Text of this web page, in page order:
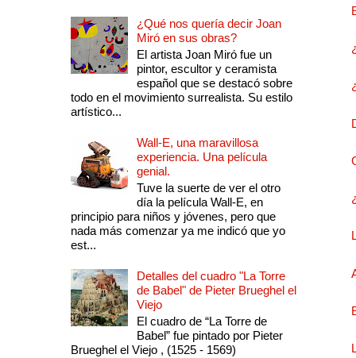
¿Qué nos quería decir Joan
Miró en sus obras?
El artista Joan Miró fue un
pintor, escultor y ceramista
español que se destacó sobre
todo en el movimiento surrealista. Su estilo
artístico...
Wall-E, una maravillosa
experiencia. Una película
genial.
Tuve la suerte de ver el otro
día la película Wall-E, en
principio para niños y jóvenes, pero que
nada más comenzar ya me indicó que yo
est...
Detalles del cuadro "La Torre
de Babel" de Pieter Brueghel el
Viejo
El cuadro de “La Torre de
Babel” fue pintado por Pieter
Brueghel el Viejo , (1525 - 1569)